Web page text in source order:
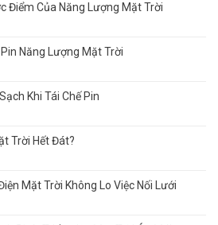
Điểm Của Năng Lượng Mặt Trời
Năng Lượng Mặt Trời
Khi Tái Chế Pin
Trời Hết Đát?
Mặt Trời Không Lo Việc Nối Lưới